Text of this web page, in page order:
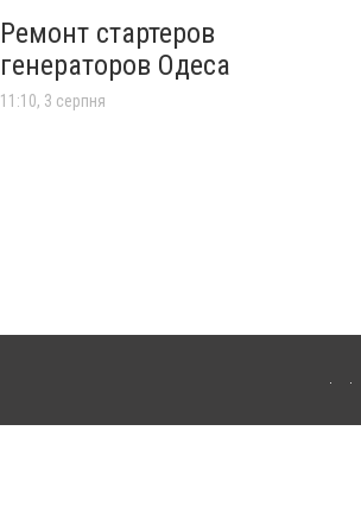
Ремонт стартеров
генераторов Одеса
11:10, 3 серпня